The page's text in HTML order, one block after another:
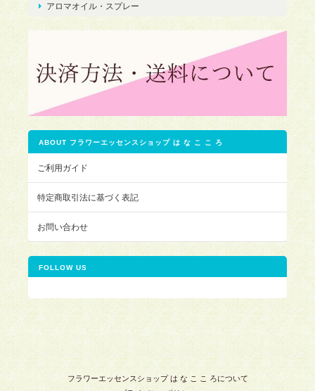
アロマオイル・スプレー
ABOUT フラワーエッセンスショップ は な こ こ ろ
ご利用ガイド
特定商取引法に基づく表記
お問い合わせ
FOLLOW US
フラワーエッセンスショップ は な こ こ ろについて